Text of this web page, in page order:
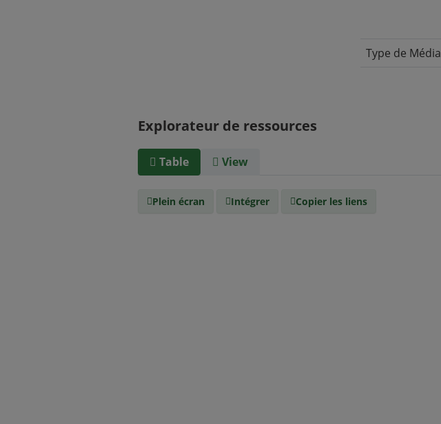
Type de Média
Explorateur de ressources
Table View
Plein écran Intégrer Copier les liens